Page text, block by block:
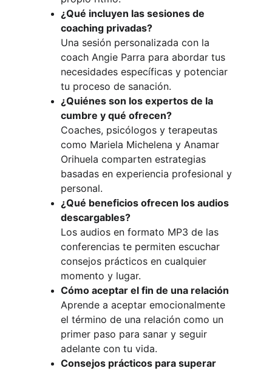
¿Qué incluyen las sesiones de
coaching privadas?
Una sesión personalizada con la
coach Angie Parra para abordar tus
necesidades específicas y potenciar
tu proceso de sanación.
¿Quiénes son los expertos de la
cumbre y qué ofrecen?
Coaches, psicólogos y terapeutas
como Mariela Michelena y Anamar
Orihuela comparten estrategias
basadas en experiencia profesional y
personal.
¿Qué beneficios ofrecen los audios
descargables?
Los audios en formato MP3 de las
conferencias te permiten escuchar
consejos prácticos en cualquier
momento y lugar.
Cómo aceptar el fin de una relación
Aprende a aceptar emocionalmente
el término de una relación como un
primer paso para sanar y seguir
adelante con tu vida.
Consejos prácticos para superar